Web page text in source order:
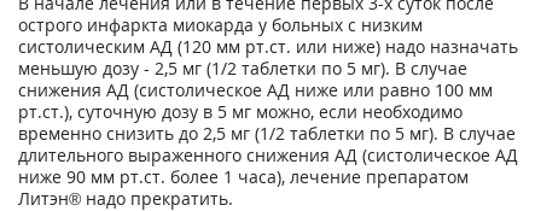
острого инфаркта миокарда у больных с низким
систолическим АД (120 мм рт.ст. или ниже) надо назначать
меньшую дозу - 2,5 мг (1/2 таблетки по 5 мг). В случае
снижения АД (систолическое АД ниже или равно 100 мм
рт.ст.), суточную дозу в 5 мг можно, если необходимо
временно снизить до 2,5 мг (1/2 таблетки по 5 мг). В случае
длительного выраженного снижения АД (систолическое АД
ниже 90 мм рт.ст. более 1 часа), лечение препаратом
Литэн® надо прекратить.